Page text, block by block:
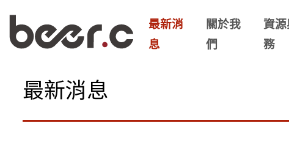
最新消
息
關於我
們
資
務
最新消息